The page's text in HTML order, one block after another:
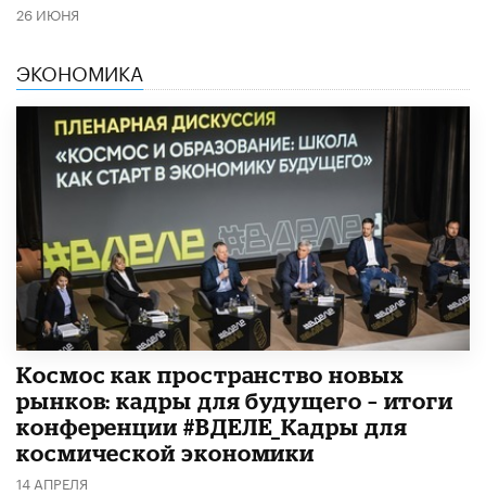
26 ИЮНЯ
ЭКОНОМИКА
Космос как пространство новых
рынков: кадры для будущего – итоги
конференции #ВДЕЛЕ_Кадры для
космической экономики
14 АПРЕЛЯ